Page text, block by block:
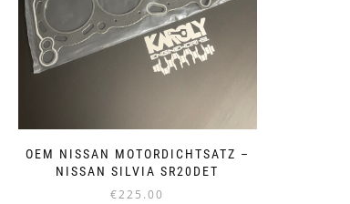
OEM NISSAN MOTORDICHTSATZ –
NISSAN SILVIA SR20DET
€225.00